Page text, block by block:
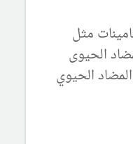
مثل
الحيوى
الحيوي